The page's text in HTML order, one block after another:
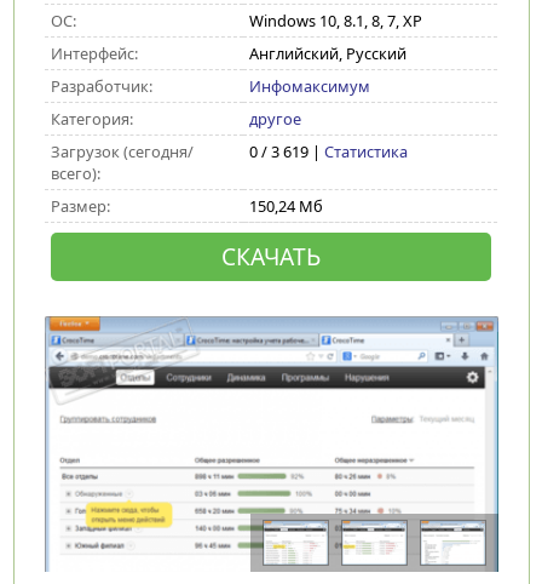
ОС:
Windows 10, 8.1, 8, 7, XP
Интерфейс:
Английский, Русский
Разработчик:
Инфомаксимум
Категория:
другое
Загрузок (сегодня/
всего):
0 / 3 619 | Статистика
Размер: 150,24 Мб
СКАЧАТЬ